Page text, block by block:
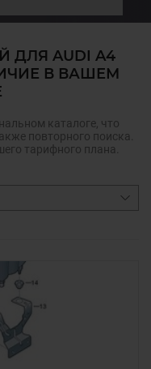
AUDI A4
В ВАШЕМ
каталоге, что
повторного поиска.
тарифного плана.